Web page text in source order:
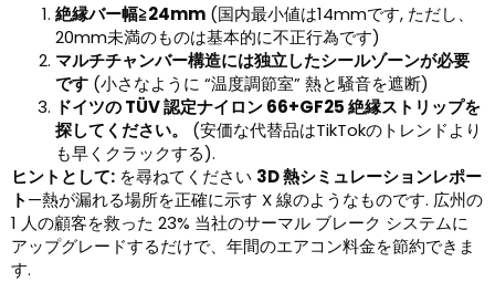
絶縁バー幅≧24mm (国内最小値は14mmです, ただし、
20mm未満のものは基本的に不正行為です)
マルチチャンバー構造には独立したシールゾーンが必要
です (小さなように “温度調節室” 熱と騒音を遮断)
ドイツの TÜV 認定ナイロン 66+GF25 絶縁ストリップを
探してください。
(安価な代替品はTikTokのトレンドより
も早くクラックする).
ヒントとして: を尋ねてください 3D 熱シミュレーションレポー
ト—熱が漏れる場所を正確に示す X 線のようなものです. 広州の
1 人の顧客を救った 23% 当社のサーマル ブレーク システムに
アップグレードするだけで、年間のエアコン料金を節約できま
す.